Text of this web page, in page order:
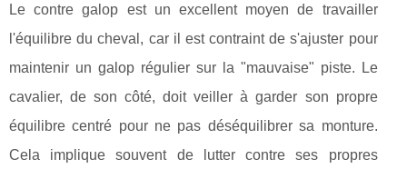
Le contre galop est un excellent moyen de travailler
l'équilibre du cheval, car il est contraint de s'ajuster pour
maintenir un galop régulier sur la "mauvaise" piste. Le
cavalier, de son côté, doit veiller à garder son propre
équilibre centré pour ne pas déséquilibrer sa monture.
Cela implique souvent de lutter contre ses propres